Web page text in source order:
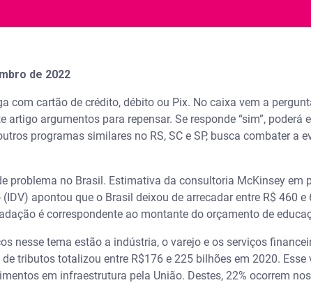
de 2022
com cartão de crédito, débito ou Pix. No caixa vem a
artigo argumentos para repensar. Se responde “sim”,
programas similares no RS, SC e SP, busca combater a
problema no Brasil. Estimativa da consultoria McKinsey em
apontou que o Brasil deixou de arrecadar entre R$ 460
é correspondente ao montante do orçamento de
nesse tema estão a indústria, o varejo e os serviços
tributos totalizou entre R$176 e 225 bilhões em 2020.
em infraestrutura pela União. Destes, 22% ocorrem